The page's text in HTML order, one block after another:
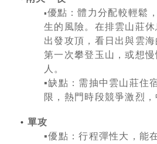
▪️優點：體力分配較輕鬆
生的風險。在排雲山莊
出發攻頂，看日出與雲
第一次攀登玉山，或想
人。
▪️缺點：需抽中雲山莊住
限，熱門時段競爭激烈，
• 單攻
▪️優點：行程彈性大，能